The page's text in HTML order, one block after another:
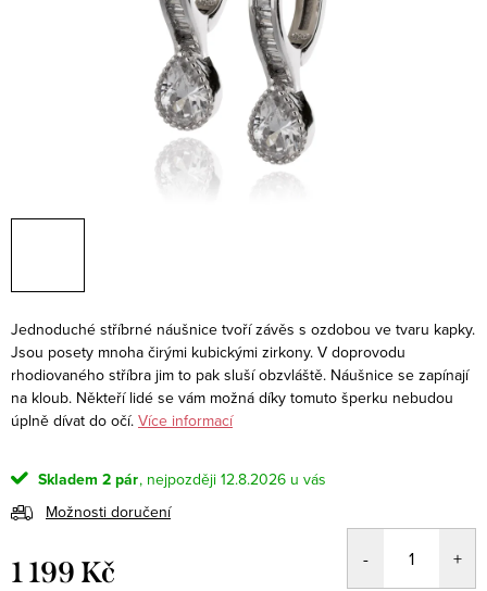
Jednoduché stříbrné náušnice tvoří závěs s ozdobou ve tvaru kapky.
Jsou posety mnoha čirými kubickými zirkony. V doprovodu
rhodiovaného stříbra jim to pak sluší obzvláště. Náušnice se zapínají
na kloub. Někteří lidé se vám možná díky tomuto šperku nebudou
úplně dívat do očí. Více informací
Skladem 2 pár
12.8.2026
Možnosti doručení
1 199 Kč